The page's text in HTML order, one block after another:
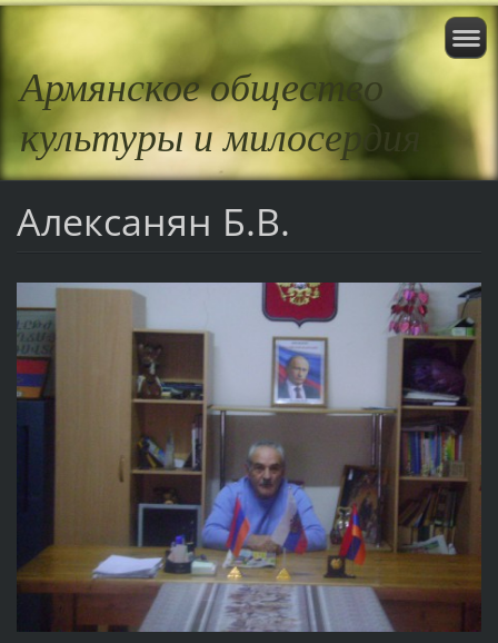
Армянское общество
культуры и милосердия
Алексанян Б.В.